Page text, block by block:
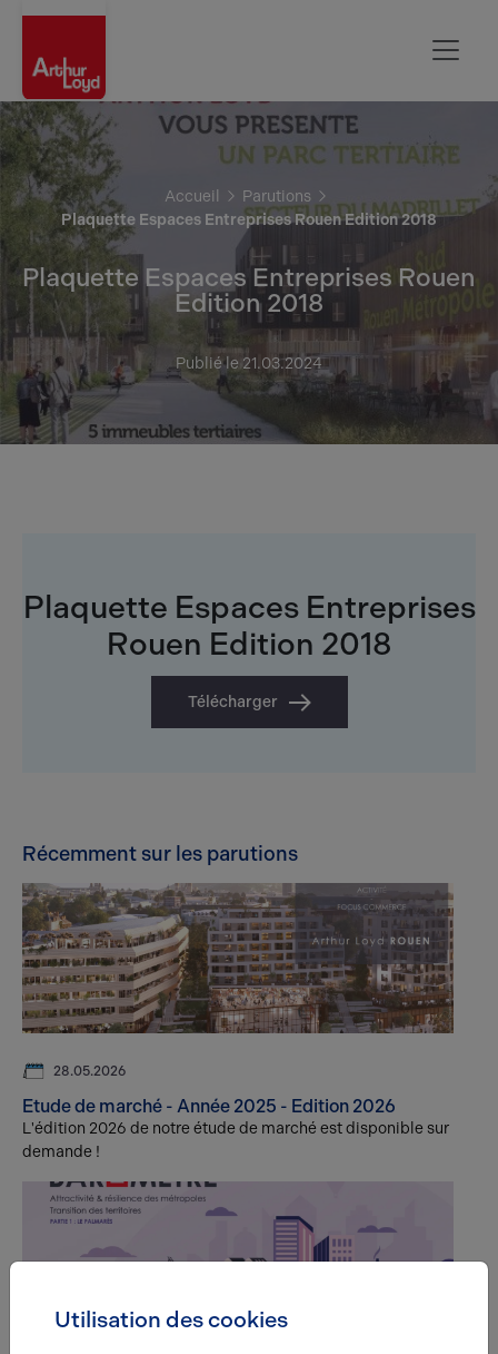
Rouen
Accueil
Parutions
Plaquette Espaces Entreprises Rouen Edition 2018
Plaquette Espaces Entreprises Rouen
Edition 2018
Publié le 21.03.2024
Plaquette Espaces Entreprises
Rouen Edition 2018
Télécharger
Récemment sur les parutions
28.05.2026
Etude de marché - Année 2025 - Edition 2026
L'édition 2026 de notre étude de marché est disponible sur
demande !
Utilisation des cookies